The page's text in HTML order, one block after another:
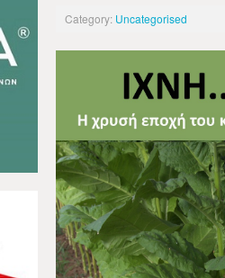
Category: Uncategorised